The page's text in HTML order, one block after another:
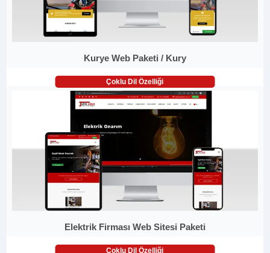
Kurye Web Paketi / Kury
Çoklu Dil Özelliği
Elektrik Firması Web Sitesi Paketi
Çoklu Dil Özelliği